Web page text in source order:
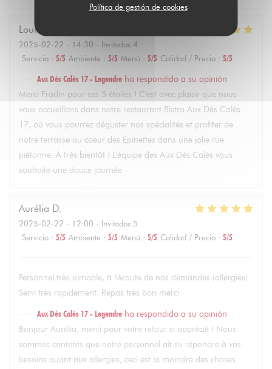
Política de gestión de cookies
Louise
2025-02-22 - 14:30 - Invitados 4
Servicio : 5/5 Ambiente : 5/5 Menú : 5/5 Calidad / Precio : 5/5
Aux Dés Calés 17 - Legendre ha respondido a su opinión
Merci Fradin pour ces 5 étoiles ! C'est avec plaisir que nous
vous accueillons dans notre restaurant Bistro Aux Dés Calés
17, où vous pourrez déguster nos spécialités et profiter de
notre terrasse au coeur des Epinettes dans une jolie rue
piétonne. À très bientôt ! L'équipe des Aux Dés Calés vous
souhaite une douce journée
Aurélia D
2025-02-22 - 12:00 - Invitados 5
Servicio : 5/5 Ambiente : 5/5 Menú : 5/5 Calidad / Precio : 5/5
Personnel très aimable, à l'écoute de nos demandes (allergies).
Servi très rapidement. Repas très bon merci
Aux Dés Calés 17 - Legendre ha respondido a su opinión
Bonjour Aurélia, merci pour votre retour si apprécié ! Nous
sommes contents que notre personnel ait su répondre à vos
besoins quant aux allergies, ceci est la moindre des choses